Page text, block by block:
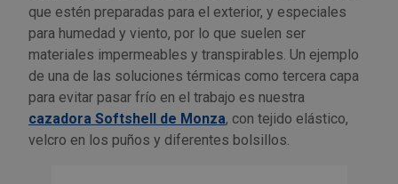
que estén preparadas para el exterior, y especiales
para humedad y viento, por lo que suelen ser
materiales impermeables y transpirables. Un ejemplo
de una de las soluciones térmicas como tercera capa
para evitar pasar frío en el trabajo es nuestra
cazadora Softshell de Monza, con tejido elástico,
velcro en los puños y diferentes bolsillos.